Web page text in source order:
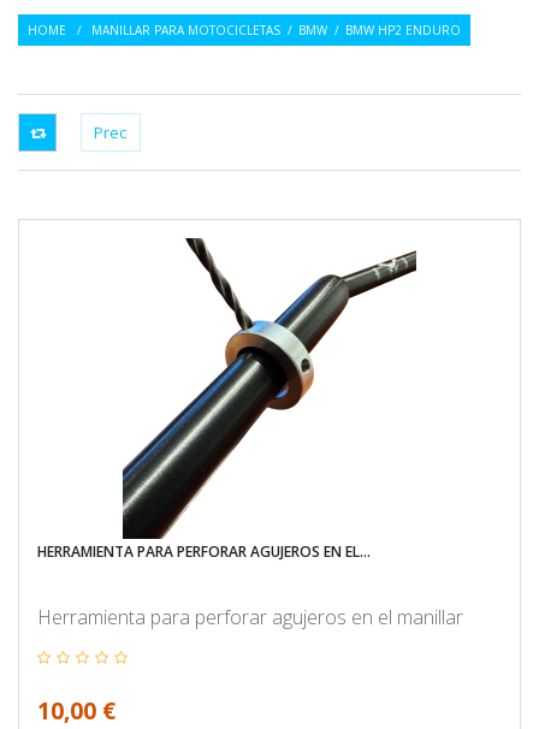
HOME / MANILLAR PARA MOTOCICLETAS / BMW / BMW HP2 ENDURO
HERRAMIENTA PARA PERFORAR AGUJEROS EN EL...
Herramienta para perforar agujeros en el manillar
10,00 €